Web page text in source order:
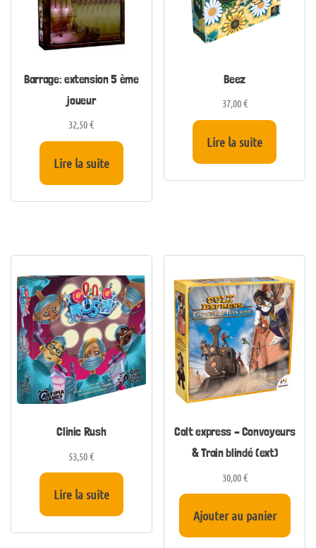
Barrage: extension 5 ème
joueur
32,50€
Lire la suite
Beez
37,00€
Lire la suite
Clinic Rush
53,50€
Lire la suite
Colt express – Convoyeurs
& Train blindé (ext)
30,00€
Ajouter au panier